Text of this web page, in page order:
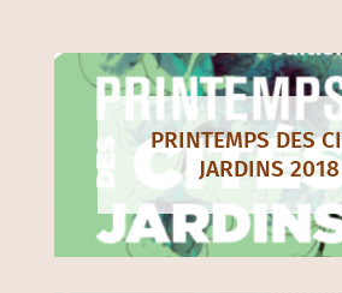
PRINTEMPS DES
JARDINS 2018